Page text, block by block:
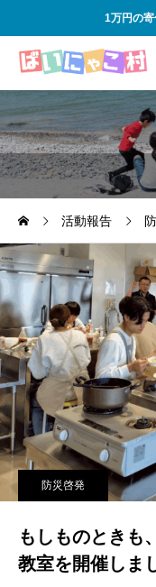
1万円の
活動報告
防災啓発
もしものときも
教室を開催しま